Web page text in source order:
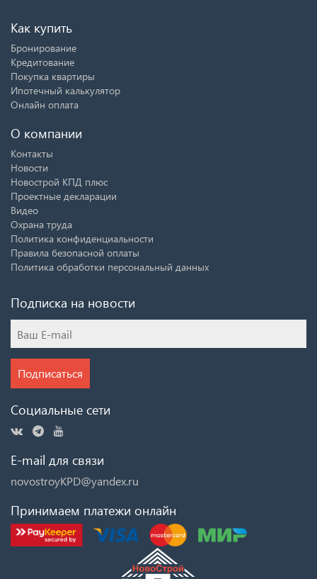
Как купить
Бронирование
Кредитование
Покупка квартиры
Ипотечный калькулятор
Онлайн оплата
О компании
Контакты
Новости
Новострой КПД плюс
Проектные декларации
Видео
Охрана труда
Политика конфиденциальности
Правила безопасной оплаты
Политика обработки персональный данных
Подписка на новости
Подписаться
Социальные сети
E-mail для связи
novostroyKPD@yandex.ru
Принимаем платежи онлайн